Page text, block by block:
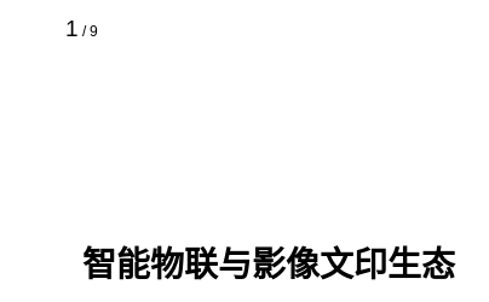
1 /9
智能物联与影像文印生态